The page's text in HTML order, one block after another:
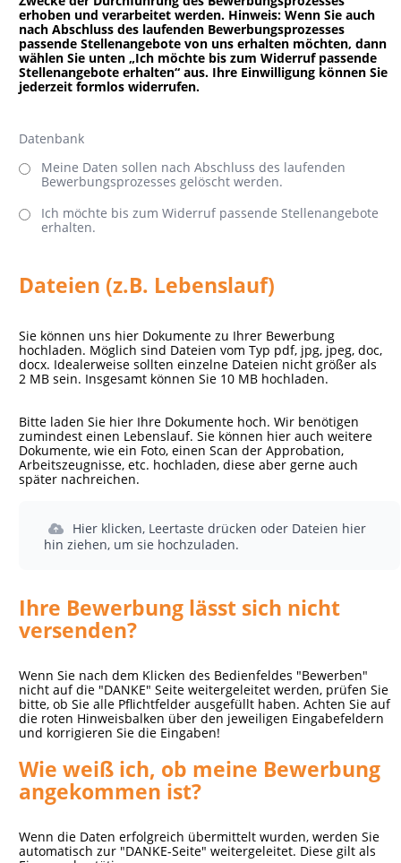
erhoben und verarbeitet werden. Hinweis: Wenn Sie auch
nach Abschluss des laufenden Bewerbungsprozesses
passende Stellenangebote von uns erhalten möchten, dann
wählen Sie unten „Ich möchte bis zum Widerruf passende
Stellenangebote erhalten“ aus. Ihre Einwilligung können Sie
jederzeit formlos widerrufen.
Datenbank
Meine Daten sollen nach Abschluss des laufenden
Bewerbungsprozesses gelöscht werden.
Ich möchte bis zum Widerruf passende Stellenangebote
erhalten.
Dateien (z.B. Lebenslauf)
Sie können uns hier Dokumente zu Ihrer Bewerbung
hochladen. Möglich sind Dateien vom Typ pdf, jpg, jpeg, doc,
docx. Idealerweise sollten einzelne Dateien nicht größer als
2 MB sein. Insgesamt können Sie 10 MB hochladen.
Bitte laden Sie hier Ihre Dokumente hoch. Wir benötigen
zumindest einen Lebenslauf. Sie können hier auch weitere
Dokumente, wie ein Foto, einen Scan der Approbation,
Arbeitszeugnisse, etc. hochladen, diese aber gerne auch
später nachreichen.
Hier klicken, Leertaste drücken oder Dateien hier
hin ziehen, um sie hochzuladen.
Ihre Bewerbung lässt sich nicht
versenden?
Wenn Sie nach dem Klicken des Bedienfeldes "Bewerben"
nicht auf die "DANKE" Seite weitergeleitet werden, prüfen Sie
bitte, ob Sie alle Pflichtfelder ausgefüllt haben. Achten Sie auf
die roten Hinweisbalken über den jeweiligen Eingabefeldern
und korrigieren Sie die Eingaben!
Wie weiß ich, ob meine Bewerbung
angekommen ist?
Wenn die Daten erfolgreich übermittelt wurden, werden Sie
automatisch zur "DANKE-Seite" weitergeleitet. Diese gilt als